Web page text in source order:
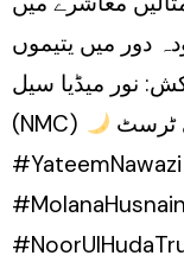
دور میں یتیموں
نور میڈیا سیل
(NMC)